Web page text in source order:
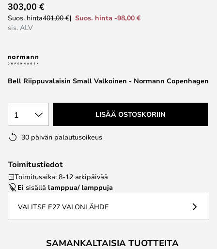
to
the
the
gallery
Bell Riippuvalaisin Small Valkoinen - Normann Copenhagen
303,00 €
Suos. hinta401,00 €
Suos. hinta -98,00 €
sis. ALV
1 LISÄÄ OSTOSKORIIN
30 päivän palautusoikeus
Toimitustiedot
Toimitusaika: 8-12 arkipäivää
Ei sisällä lamppua/ lamppuja
VALITSE E27 VALONLÄHDE
SAMANKALTAISIA TUOTTEITA